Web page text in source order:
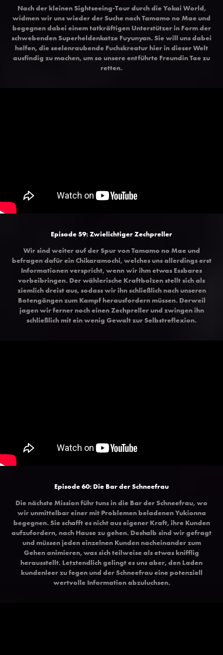
Nach der kleinen Sightseeing-Tour durch die Yokai World,
widmen wir uns wieder der Suche nach Tamamo no Mae und
begegnen dabei einem tatkräftigen Unterstützer in Form der
schwebenden Superheldenkatze Fuyunyan. Sie will uns dabei
helfen, die seelenraubende Fuchskreatur hier in dieser Welt
ausfindig zu machen, um so unsere entführte Freundin Tae zu
retten.
Episode 59: Zwielichtiger Zechpreller
Wir sind weiter auf der Spur von Tamamo no Mae und
befragen dafür ein Chikaramochi, welches uns allerdings erst
Informationen verspricht, wenn wir ihm etwas Essbares
vorbeibringen. Der wählerische Kraftbolzen stellt sich als
ziemlich dreist aus, sodass wir ihn schließlich nach unseren
Botengängen zum Kampf herausfordern müssen. Derweil
jagen wir ferner noch einen Zechpreller und zwingen ihn
schließlich mit ein wenig Gewalt zur Selbstreflexion.
Episode 60: Die Bar der Schneefrau
Die nächste Mission führ tuns in die Bar der Schneefrau, wo
wir unmittelbar einer mit Problemen beladenen Yukionna
begegnen. Sie schafft es nicht aus eigener Kraft, ihre Kunden
aufzufordern, nach Hause zu gehen. Deshalb sind wir gefragt
und müssen jeden einzelnen Kunden nacheinander zum
Gehen animieren, was sich teilweise als etwas knifflig
herausstellt. Letztendlich gelingt es uns aber, den Laden
kundenleer zu fegen und der Schneefrau eine potenziell
wertvolle Information abzuluchsen.